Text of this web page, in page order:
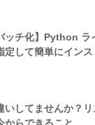
ッチ化】Python ラ
定して簡単にイン
いしてませんか？
からできること